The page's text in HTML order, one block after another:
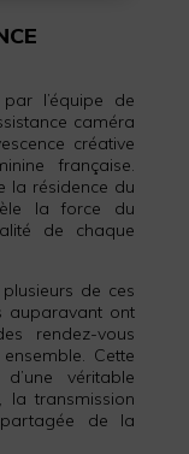
l’équipe de
caméra
créative
française.
la résidence du
la force du
de chaque
de ces
auparavant ont
rendez-vous
Cette
véritable
la transmission
de la